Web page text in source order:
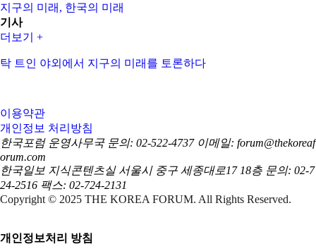
지구의 미래, 한국의 미래
기사
더보기 +
탁 트인 야외에서 지구의 미래를 토론하다
이용약관
개인정보 처리방침
한국포럼 운영사무국 문의: 02-522-4737 이메일: forum@thekoreaf
orum.com
한국일보 지식콘텐츠실 서울시 중구 세종대로17 18층 문의: 02-7
24-2516 팩스: 02-724-2131
Copyright © 2025 THE KOREA FORUM. All Rights Reserved.
개인정보처리 방침